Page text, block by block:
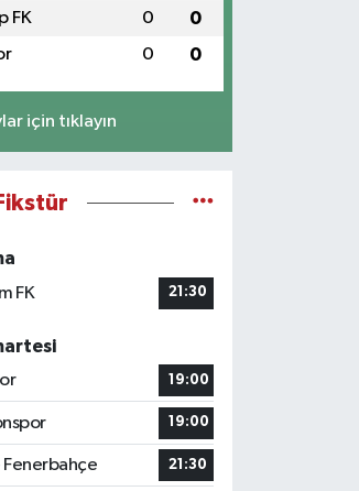
FK 0 0
0 0
için tıklayın
FK
21:30
19:00
19:00
Fenerbahçe 21:30